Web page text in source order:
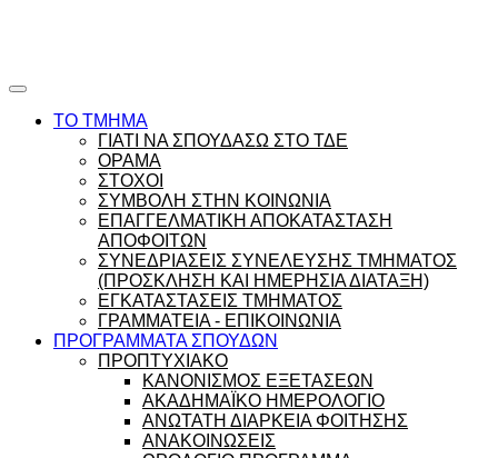
ΤΟ ΤΜΗΜΑ
ΓΙΑΤΙ ΝΑ ΣΠΟΥΔΑΣΩ ΣΤΟ ΤΔΕ
ΟΡΑΜΑ
ΣΤΟΧΟΙ
ΣΥΜΒΟΛΗ ΣΤΗΝ ΚΟΙΝΩΝΙΑ
ΕΠΑΓΓΕΛΜΑΤΙΚΗ ΑΠΟΚΑΤΑΣΤΑΣΗ
ΑΠΟΦΟΙΤΩΝ
ΣΥΝΕΔΡΙΑΣΕΙΣ ΣΥΝΕΛΕΥΣΗΣ ΤΜΗΜΑΤΟΣ
(ΠΡΟΣΚΛΗΣΗ ΚΑΙ ΗΜΕΡΗΣΙΑ ΔΙΑΤΑΞΗ)
ΕΓΚΑΤΑΣΤΑΣΕΙΣ ΤΜΗΜΑΤΟΣ
ΓΡΑΜΜΑΤΕΙΑ - ΕΠΙΚΟΙΝΩΝΙΑ
ΠΡΟΓΡΑΜΜΑΤΑ ΣΠΟΥΔΩΝ
ΠΡΟΠΤΥΧΙΑΚΟ
ΚΑΝΟΝΙΣΜΟΣ ΕΞΕΤΑΣΕΩΝ
ΑΚΑΔΗΜΑΪΚΟ ΗΜΕΡΟΛΟΓΙΟ
ΑΝΩΤΑΤΗ ΔΙΑΡΚΕΙΑ ΦΟΙΤΗΣΗΣ
ΑΝΑΚΟΙΝΩΣΕΙΣ